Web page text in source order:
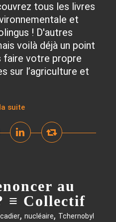
tous les livres
et
! D'autres
voilà déjà un point
faire votre propre
sur l’agriculture et
suite
au
≡ Collectif
, nucléaire, Tchernobyl